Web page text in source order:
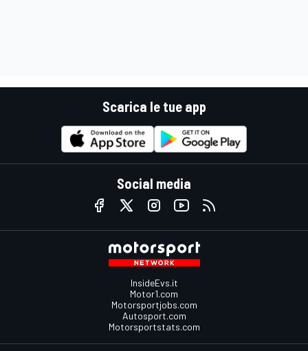
Scarica le tue app
Social media
InsideEvs.it
Motor1.com
Motorsportjobs.com
Autosport.com
Motorsportstats.com